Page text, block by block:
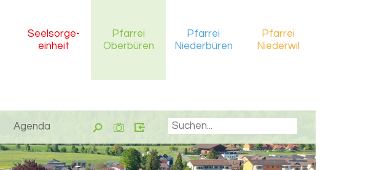
Seelsorge-
einheit
Pfarrei
Oberbüren
Pfarrei
Niederbüren
Pfarrei
Niederwil
Agenda